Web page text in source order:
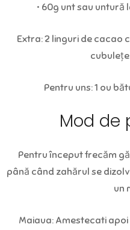
• 60g unt sau
Extra: 2 linguri de cacao
Pentru uns: 1 ou
Mod de
Pentru început frecăm
până când zahărul se
un
Maiaua: Amestecati